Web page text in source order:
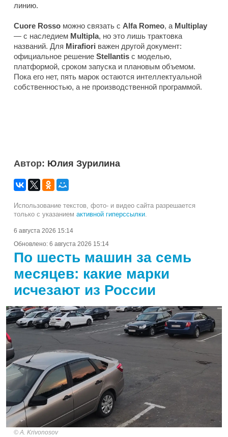
линию.
Cuore Rosso можно связать с Alfa Romeo, а Multiplay
— с наследием Multipla, но это лишь трактовка
названий. Для Mirafiori важен другой документ:
официальное решение Stellantis с моделью,
платформой, сроком запуска и плановым объемом.
Пока его нет, пять марок остаются интеллектуальной
собственностью, а не производственной программой.
Автор: Юлия Зурилина
Использование текстов, фото- и видео сайта разрешается
только с указанием активной гиперссылки
6 августа 2026 15:14
Обновлено: 6 августа 2026 15:14
По шесть машин за семь
месяцев: какие марки
исчезают из России
A. Krivonosov